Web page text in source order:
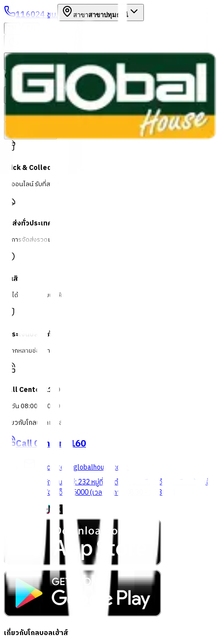
116024 ชม. สาขาสาขาปทุมธานี
หมวดหมู่สินค้า
ค้นหา
บัญชีของฉัน ตะกร้าสินค้า
Previous slide
Click & Collect
สั่งออนไลน์ รับที่สาขา
จัดส่งทั่วประเทศ
บริการจัดส่งรวดเร็ว
คืนสินค้าง่าย
คืนได้ตามเงื่อนไขบริษัท
ชำระเงินปลอดภัย
หลากหลายช่องทาง
Call Center 1160
ทุกวัน 08:00 - 20:00 น.
เกี่ยวกับโกลบอลเฮ้าส์
Call Center 1160
callcenter@globalhouse.co.th
สำนักงานใหญ่: 232 หมู่ที่ 19 ตำบลรอบเมือง อำเภอเมืองร้อยเอ็ด
จังหวัดร้อยเอ็ด 45000 (เวลาทำการ 08:30 - 17:30 น.)
เกี่ยวกับโกลบอลเฮ้าส์